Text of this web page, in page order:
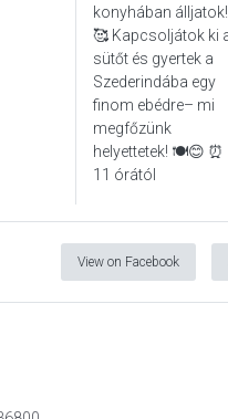
konyhában álljatok!
🥰 Kapcsoljátok ki
sütőt és gyertek a
Szederindába egy
finom ebédre– mi
megfőzünk
helyettetek! 🍽️😊 ⏰
11 órától
View on Facebook